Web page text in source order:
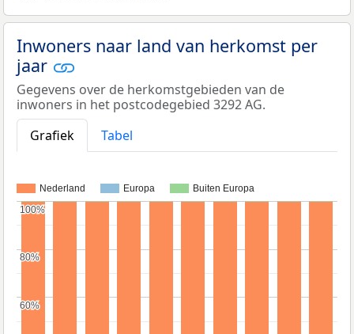
Inwoners naar land van herkomst per
jaar
Gegevens over de herkomstgebieden van de
inwoners in het postcodegebied 3292 AG.
Grafiek
Tabel
Nederland Europa Buiten Europa
60%
60%
80%
80%
100%
100%